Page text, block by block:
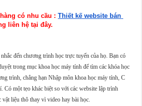
có nhu cầu : Thiết kế website bán
liên hệ tại đây.
đến chương trình học trực tuyến của họ. Bạn có
trong mục khoa học máy tính để tìm các khóa học
trình, chẳng hạn Nhập môn khoa học máy tính, C
Có một tẹo khác biệt so với các website lập trình
vật liệu thô thay vì video hay bài học.